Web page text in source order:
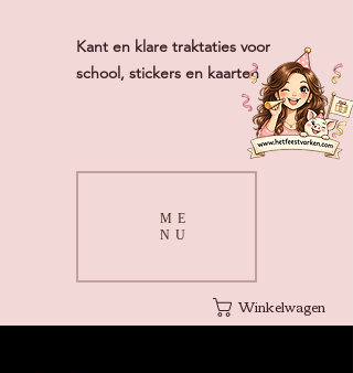
Winkelwagen
ME
NU
Kant en klare traktaties voor
school, stickers en kaarten